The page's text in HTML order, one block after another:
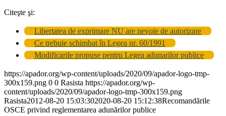
Citeşte şi:
Libertatea de exprimare NU are nevoie de autorizare
Ce trebuie schimbat în Legea nr. 60/1991
Modificarile propuse pentru Legea adunarilor publice
https://apador.org/wp-content/uploads/2020/09/apador-logo-tmp-
300x159.png 0 0 Rasista https://apador.org/wp-
content/uploads/2020/09/apador-logo-tmp-300x159.png
Rasista2012-08-20 15:03:302020-08-20 15:12:38Recomandările
OSCE privind reglementarea adunărilor publice